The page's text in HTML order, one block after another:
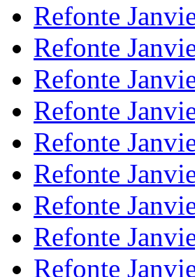
Refonte
Refonte
Refonte
Refonte
Refonte
Refonte
Refonte
Refonte
Refonte